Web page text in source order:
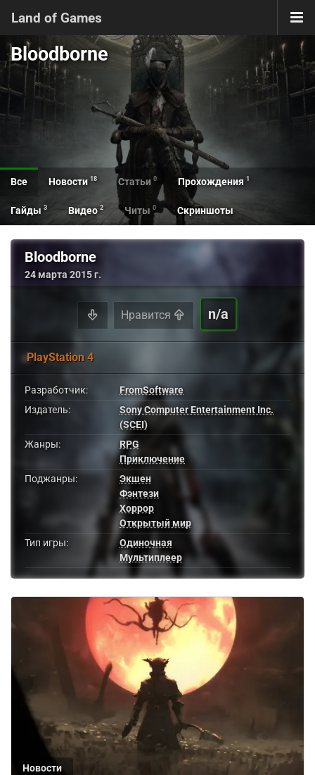
Land of Games
Bloodborne
Все Новости 18 Статьи 0 Прохождения 1
Гайды 3 Видео 2 Читы 0 Скриншоты
Bloodborne
24 марта 2015 г.
Нравится n/a
PlayStation 4
Разработчик:
FromSoftware
Издатель:
Sony Computer Entertainment Inc.
(SCEI)
Жанры:
RPG
Приключение
Поджанры:
Экшен
Фэнтези
Хоррор
Открытый мир
Тип игры:
Одиночная
Мультиплеер
Новости